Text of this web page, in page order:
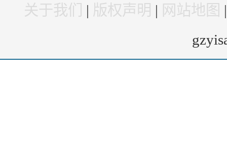
关于我们 | 版权声明 | 网站地图